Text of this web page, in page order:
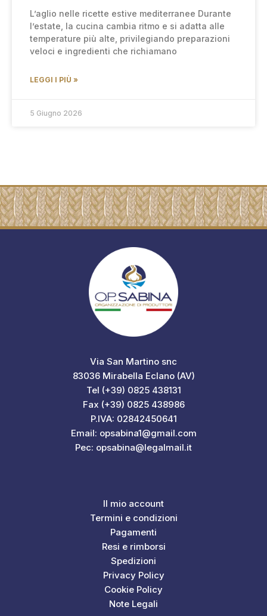
L’aglio nelle ricette estive mediterranee Durante
l’estate, la cucina cambia ritmo e si adatta alle
temperature più alte, privilegiando preparazioni
veloci e ingredienti che richiamano
LEGGI I PIÙ »
5 Giugno 2026
Via San Martino snc
83036 Mirabella Eclano (AV)
Tel (+39) 0825 438131
Fax (+39) 0825 438986
P.IVA: 02842450641
Email: opsabina1@gmail.com
Pec: opsabina@legalmail.it
Il mio account
Termini e condizioni
Pagamenti
Resi e rimborsi
Spedizioni
Privacy Policy
Cookie Policy
Note Legali